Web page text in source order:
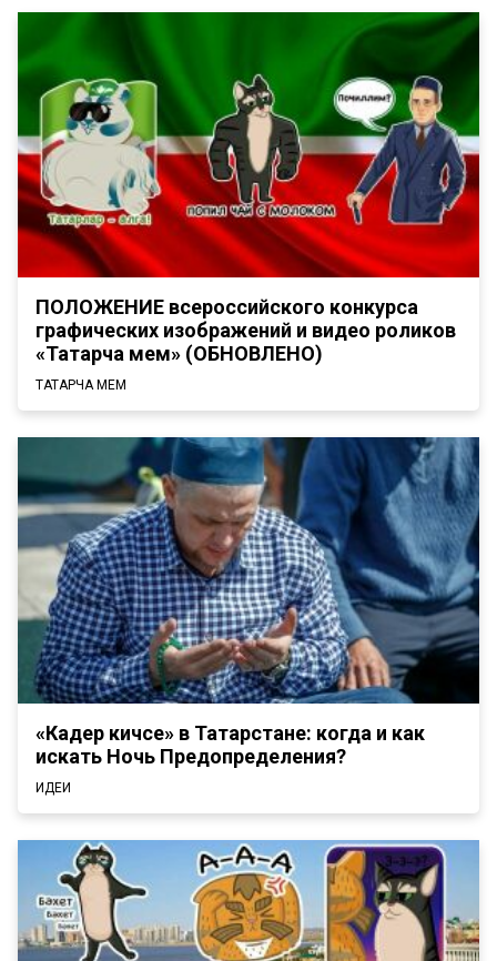
ПОЛОЖЕНИЕ всероссийского конкурса
графических изображений и видео роликов
«Татарча мем» (ОБНОВЛЕНО)
ТАТАРЧА МЕМ
«Кадер кичәсе» в Татарстане: когда и как
искать Ночь Предопределения?
ИДЕИ